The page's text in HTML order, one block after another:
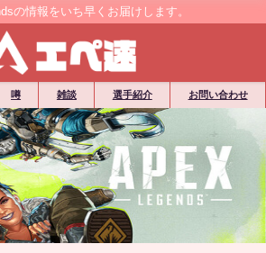
の情報をいち早くお届けします。
噂 雑談 選手紹介 お問い合わせ